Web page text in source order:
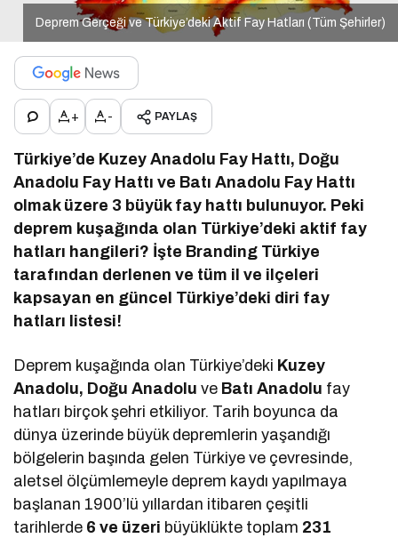
Deprem Gerçeği ve Türkiye’deki Aktif Fay Hatları (Tüm Şehirler)
+ - PAYLAŞ
Türkiye’de Kuzey Anadolu Fay Hattı, Doğu
Anadolu Fay Hattı ve Batı Anadolu Fay Hattı
olmak üzere 3 büyük fay hattı bulunuyor. Peki
deprem kuşağında olan Türkiye’deki aktif fay
hatları hangileri? İşte Branding Türkiye
tarafından derlenen ve tüm il ve ilçeleri
kapsayan en güncel Türkiye’deki diri fay
hatları listesi!
Deprem kuşağında olan Türkiye’deki Kuzey
Anadolu, Doğu Anadolu ve Batı Anadolu fay
hatları birçok şehri etkiliyor. Tarih boyunca da
dünya üzerinde büyük depremlerin yaşandığı
bölgelerin başında gelen Türkiye ve çevresinde,
aletsel ölçümlemeyle deprem kaydı yapılmaya
başlanan 1900’lü yıllardan itibaren çeşitli
tarihlerde 6 ve üzeri büyüklükte toplam 231